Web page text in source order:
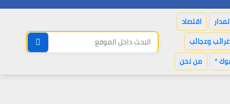
اقتصاد
غرائب وعجائب
“ من نحن